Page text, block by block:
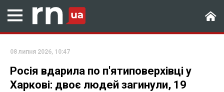
08 липня 2026, 10:47
Росія вдарила по п'ятиповерхівці у
Харкові: двоє людей загинули, 19